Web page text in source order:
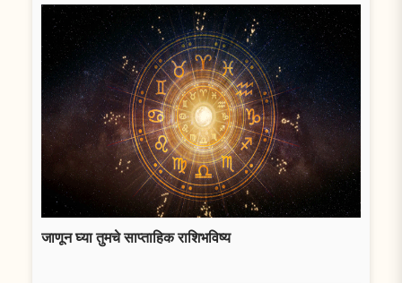
जाणून घ्या तुमचे साप्ताहिक राशिभविष्य